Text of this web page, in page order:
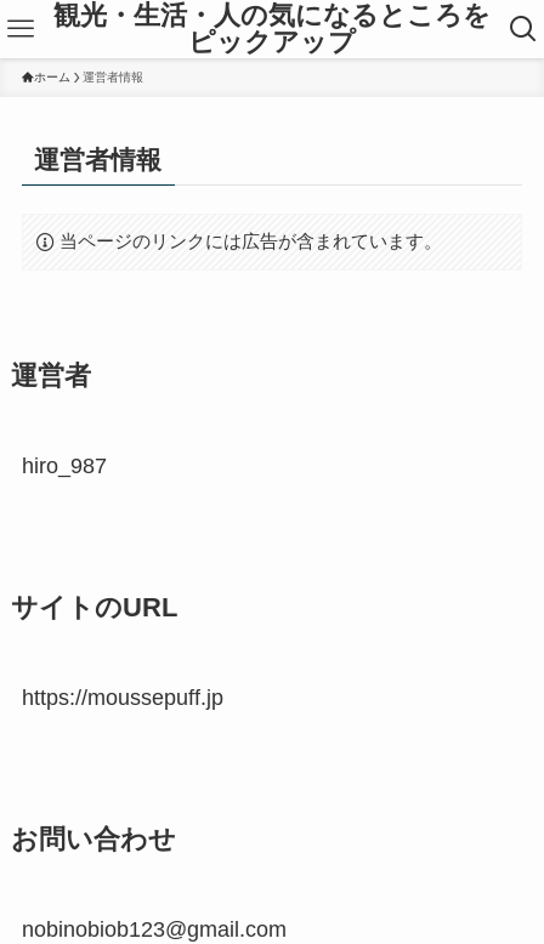
観光・生活・人の気になるところを
ピックアップ
ホーム 運営者情報
運営者情報
当ページのリンクには広告が含まれています。
運営者
hiro_987
サイトのURL
https://moussepuff.jp
お問い合わせ
nobinobiob123@gmail.com